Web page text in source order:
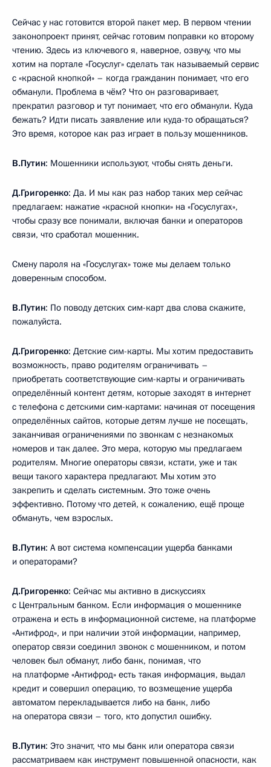
Сейчас у нас готовится второй пакет мер. В первом чтении
законопроект принят, сейчас готовим поправки ко второму
чтению. Здесь из ключевого я, наверное, озвучу, что мы
хотим на портале «Госуслуг» сделать так называемый сервис
с «красной кнопкой» – когда гражданин понимает, что его
обманули. Проблема в чём? Что он разговаривает,
прекратил разговор и тут понимает, что его обманули. Куда
бежать? Идти писать заявление или куда-то обращаться?
Это время, которое как раз играет в пользу мошенников.
В.Путин: Мошенники используют, чтобы снять деньги.
Д.Григоренко: Да. И мы как раз набор таких мер сейчас
предлагаем: нажатие «красной кнопки» на «Госуслугах»,
чтобы сразу все понимали, включая банки и операторов
связи, что сработал мошенник.
Смену пароля на «Госуслугах» тоже мы делаем только
доверенным способом.
В.Путин: По поводу детских сим-карт два слова скажите,
пожалуйста.
Д.Григоренко: Детские сим-карты. Мы хотим предоставить
возможность, право родителям ограничивать –
приобретать соответствующие сим-карты и ограничивать
определённый контент детям, которые заходят в интернет
с телефона с детскими сим-картами: начиная от посещения
определённых сайтов, которые детям лучше не посещать,
заканчивая ограничениями по звонкам с незнакомых
номеров и так далее. Это мера, которую мы предлагаем
родителям. Многие операторы связи, кстати, уже и так
вещи такого характера предлагают. Мы хотим это
закрепить и сделать системным. Это тоже очень
эффективно. Потому что детей, к сожалению, ещё проще
обмануть, чем взрослых.
В.Путин: А вот система компенсации ущерба банками
и операторами?
Д.Григоренко: Сейчас мы активно в дискуссиях
с Центральным банком. Если информация о мошеннике
отражена и есть в информационной системе, на платформе
«Антифрод», и при наличии этой информации, например,
оператор связи соединил звонок с мошенником, и потом
человек был обманут, либо банк, понимая, что
на платформе «Антифрод» есть такая информация, выдал
кредит и совершил операцию, то возмещение ущерба
автоматом перекладывается либо на банк, либо
на оператора связи – того, кто допустил ошибку.
В.Путин: Это значит, что мы банк или оператора связи
рассматриваем как инструмент повышенной опасности, как